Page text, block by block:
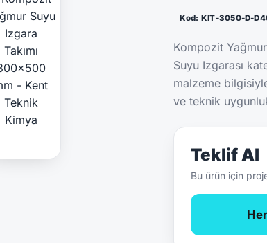
Kod: KIT-3050-D-
Kompozit
Suyu Izgarası
malzeme
ve teknik
Teklif Al
Bu ürün için